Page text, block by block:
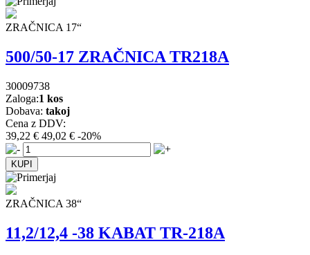
ZRAČNICA 17“
500/50-17 ZRAČNICA TR218A
30009738
Zaloga:1 kos
Dobava: takoj
Cena z DDV:
39,22 € 49,02 € -20%
ZRAČNICA 38“
11,2/12,4 -38 KABAT TR-218A